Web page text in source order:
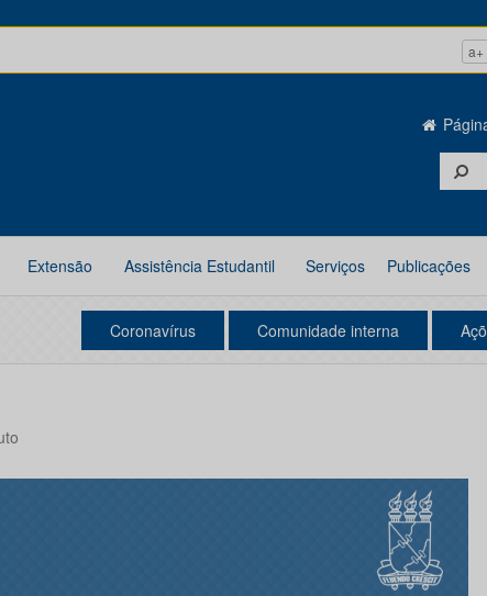
a+
Extensão Assistência Estudantil Serviços Publicações
Coronavírus Comunidade interna